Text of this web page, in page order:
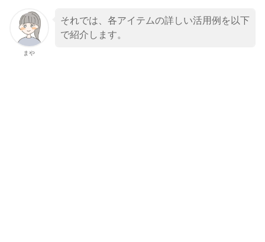
まや
それでは、各アイテムの詳しい活用例を以下
で紹介します。